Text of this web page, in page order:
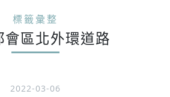
標籤彙整
會區北外環道路
2022-03-06